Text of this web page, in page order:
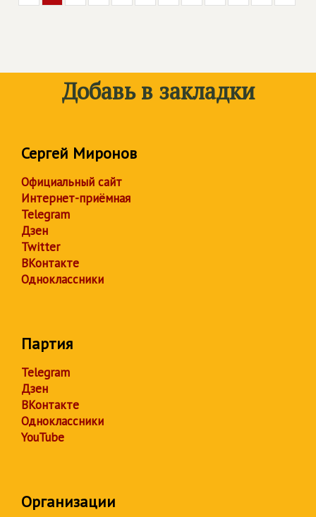
Добавь в закладки
Сергей Миронов
Официальный сайт
Интернет-приёмная
Telegram
Дзен
Twitter
ВКонтакте
Одноклассники
Партия
Telegram
Дзен
ВКонтакте
Одноклассники
YouTube
Организации